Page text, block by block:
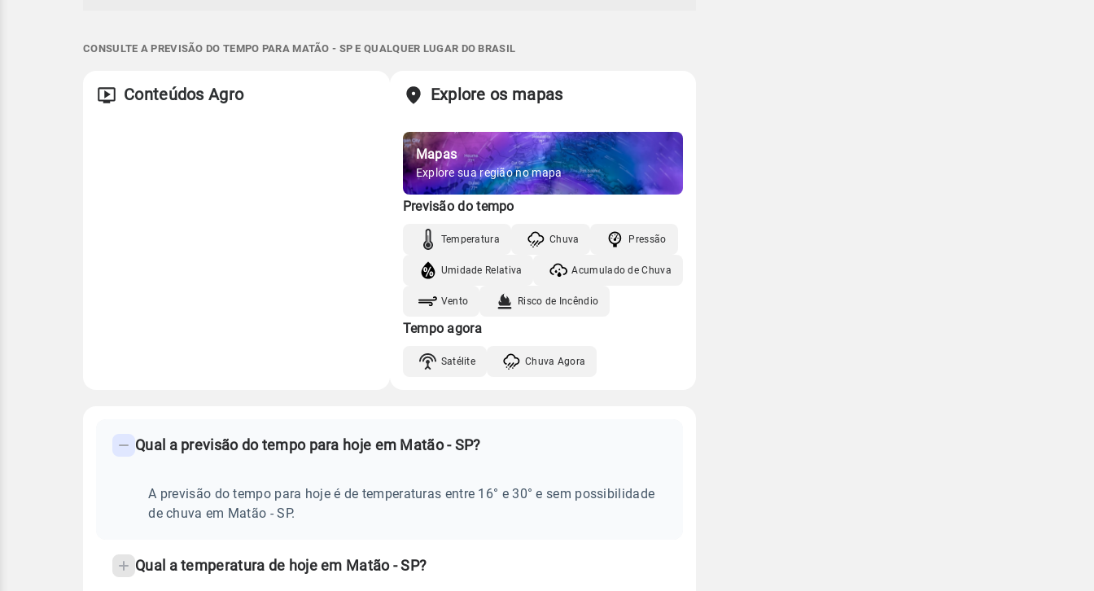
CONSULTE A PREVISÃO DO TEMPO PARA MATÃO - SP E QUALQUER LUGAR DO BRASIL
Conteúdos Agro Explore os mapas
Mapas
Explore sua região no mapa
Previsão do tempo
Temperatura Chuva Pressão
Umidade Relativa Acumulado de Chuva
Vento Risco de Incêndio
Tempo agora
Satélite Chuva Agora
PREVISÃO
frequentes
temperatura
Qual a previsão do tempo para hoje em Matão - SP?
A previsão do tempo para hoje é de temperaturas entre 16° e 30° e sem possibilidade
de chuva em Matão - SP.
Qual a temperatura de hoje em Matão - SP?